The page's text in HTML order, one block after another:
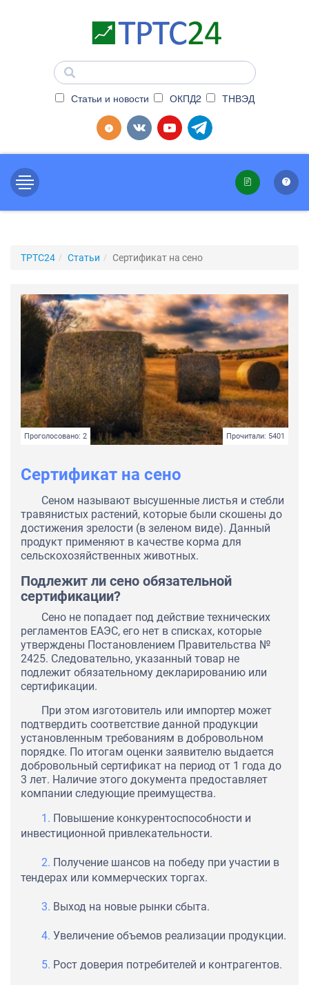
Статьи и новости ОКПД2 ТНВЭД
ТРТС24 Статьи Сертификат на сено
Проголосовано: 2 Прочитали: 5401
Сертификат на сено
Сеном называют высушенные листья и стебли
травянистых растений, которые были скошены до
достижения зрелости (в зеленом виде). Данный
продукт применяют в качестве корма для
сельскохозяйственных животных.
Подлежит ли сено обязательной
сертификации?
Сено не попадает под действие технических
регламентов ЕАЭС, его нет в списках, которые
утверждены Постановлением Правительства №
2425. Следовательно, указанный товар не
подлежит обязательному декларированию или
сертификации.
При этом изготовитель или импортер может
подтвердить соответствие данной продукции
установленным требованиям в добровольном
порядке. По итогам оценки заявителю выдается
добровольный сертификат на период от 1 года до
3 лет. Наличие этого документа предоставляет
компании следующие преимущества.
Повышение конкурентоспособности и
инвестиционной привлекательности.
Получение шансов на победу при участии в
тендерах или коммерческих торгах.
Выход на новые рынки сбыта.
Увеличение объемов реализации продукции.
Рост доверия потребителей и контрагентов.